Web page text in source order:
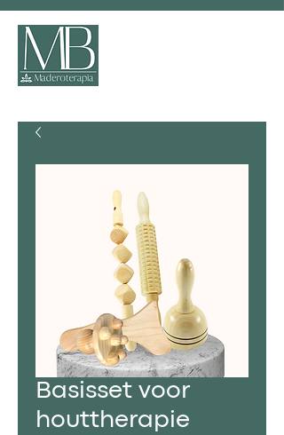
Basisset voor
houttherapie